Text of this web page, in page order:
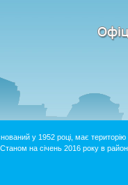
у 1952 році, має
на січень 2016 року в